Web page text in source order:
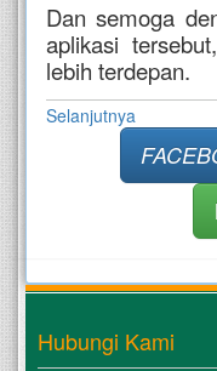
Dan semoga
aplikasi
lebih terdepan.
Selanjutnya
Hubungi Kami